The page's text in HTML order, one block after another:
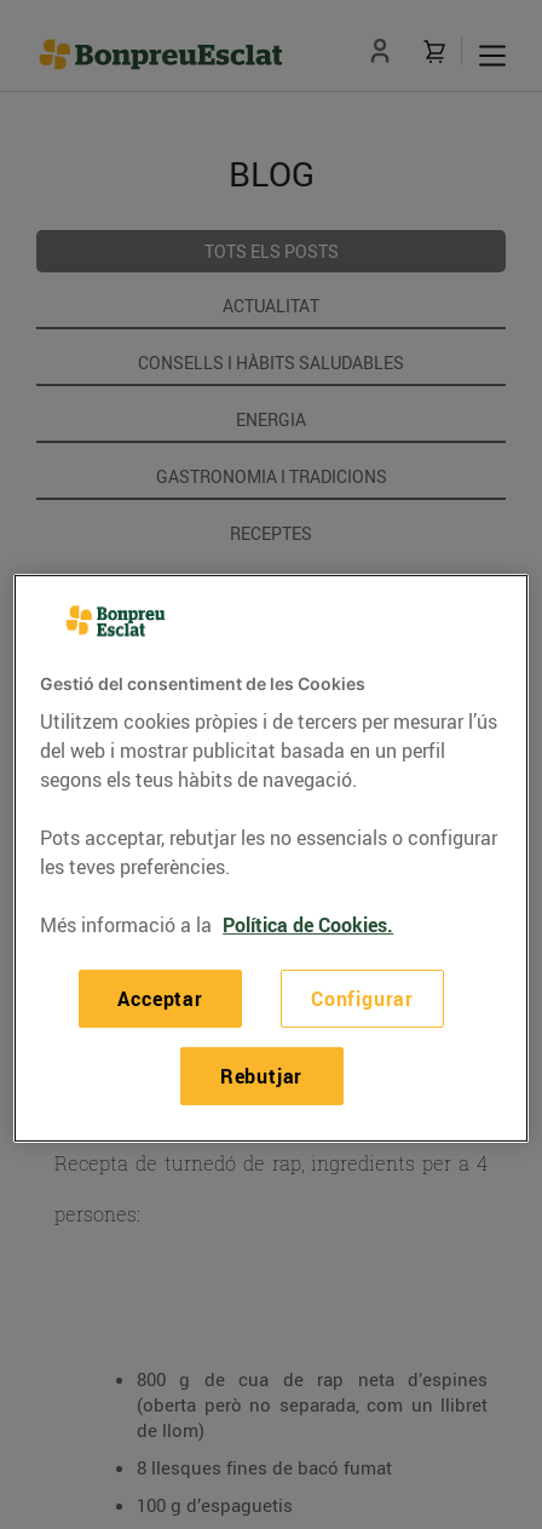
BLOG
TOTS ELS POSTS
ACTUALITAT
CONSELLS I HÀBITS SALUDABLES
ENERGIA
GASTRONOMIA I TRADICIONS
RECEPTES
Recepta de turnedó de
rap
24/de desembre/2018
Recepta de turnedó de rap, ingredients per a 4
persones:
800 g de cua de rap neta d’espines
(oberta però no separada, com un llibret
de llom)
8 llesques fines de bacó fumat
100 g d’espaguetis
Gestió del consentiment de les Cookies
Utilitzem cookies pròpies i de tercers per mesurar l’ús
del web i mostrar publicitat basada en un perfil
segons els teus hàbits de navegació.
Pots acceptar, rebutjar les no essencials o configurar
les teves preferències.
Més informació a la Política de Cookies.
Configurar
Rebutjar
Acceptar